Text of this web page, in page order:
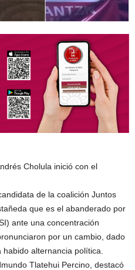
Cholula inició con el
de la coalición Juntos
que es el abanderado por
ante una concentración
por un cambio, dado
alternancia política.
Tlatehui Percino, destacó